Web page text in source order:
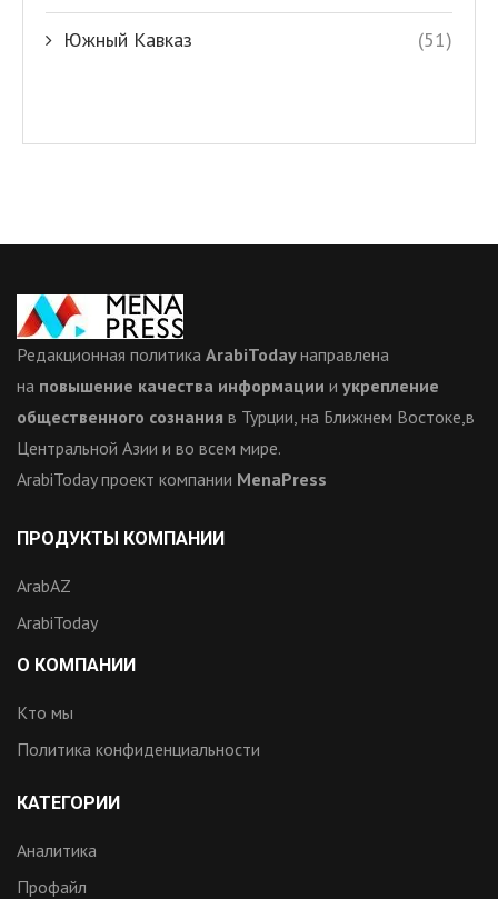
Южный Кавказ (51)
Редакционная политика ArabiTodayнаправлена
на повышение качества информации и укрепление
общественного сознания в Турции, на Ближнем Востоке,в
Центральной Азии и во всем мире.
ArabiToday проект компании MenaPress
ПРОДУКТЫ КОМПАНИИ
ArabAZ
ArabiToday
О КОМПАНИИ
Кто мы
Политика конфиденциальности
КАТЕГОРИИ
Аналитика
Профайл